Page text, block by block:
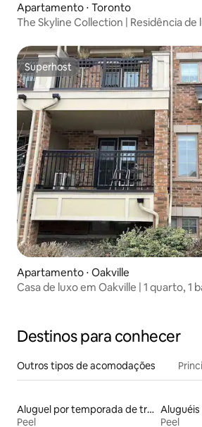
Apartamento ⋅ Toronto
The Skyline Collection | Residência de
Superhost
Superhost
Apartamento ⋅ Oakville
Casa de luxo em Oakville | 1 quarto, 1
Destinos para conhecer
Outros tipos de acomodações
Aluguel por temporada de trailers
Peel
Peel